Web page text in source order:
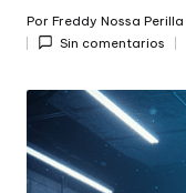
Publicado
por
Por Freddy Nossa Perilla
Sin comentarios